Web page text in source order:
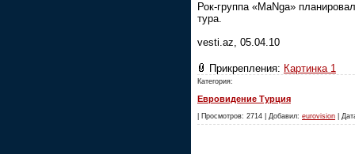
Рок-группа «MaNga»
тура.
vesti.az, 05.04.10
Прикрепления: Картинка 1
Категория:
Евровидение Турция
| Просмотров: 2714 | Добавил: eurovision |